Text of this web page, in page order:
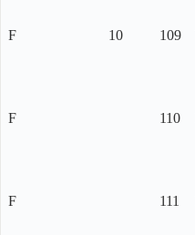
F 10 109
F 110
F 111